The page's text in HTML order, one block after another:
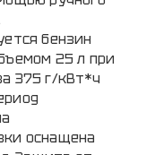
бензин
25 л при
375 г/кВт*ч
оснащена